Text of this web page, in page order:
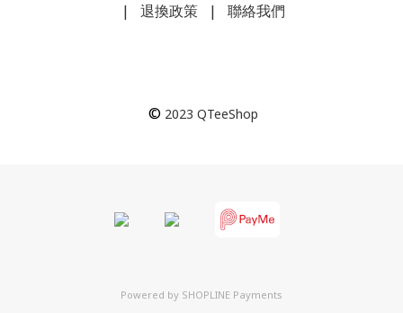
| 退換政策 | 聯絡我們
© 2023 QTeeShop
Powered by SHOPLINE Payments